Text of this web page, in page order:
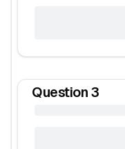
Question 3